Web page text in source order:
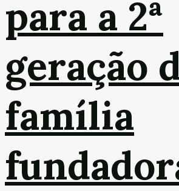
para a 2ª
geração
família